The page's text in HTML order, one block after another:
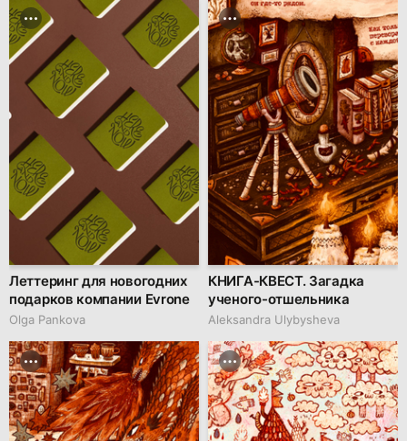
Леттеринг для новогодних
подарков компании Evrone
Olga Pankova
КНИГА-КВЕСТ. Загадка
ученого-отшельника
Aleksandra Ulybysheva